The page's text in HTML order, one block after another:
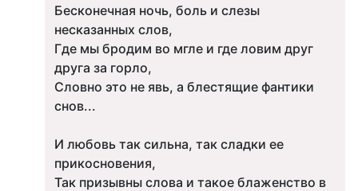
Бесконечная ночь, боль и слезы
несказанных слов,
Где мы бродим во мгле и где ловим друг
друга за горло,
Словно это не явь, а блестящие фантики
снов...
И любовь так сильна, так сладки ее
прикосновения,
Так призывны слова и такое блаженство в